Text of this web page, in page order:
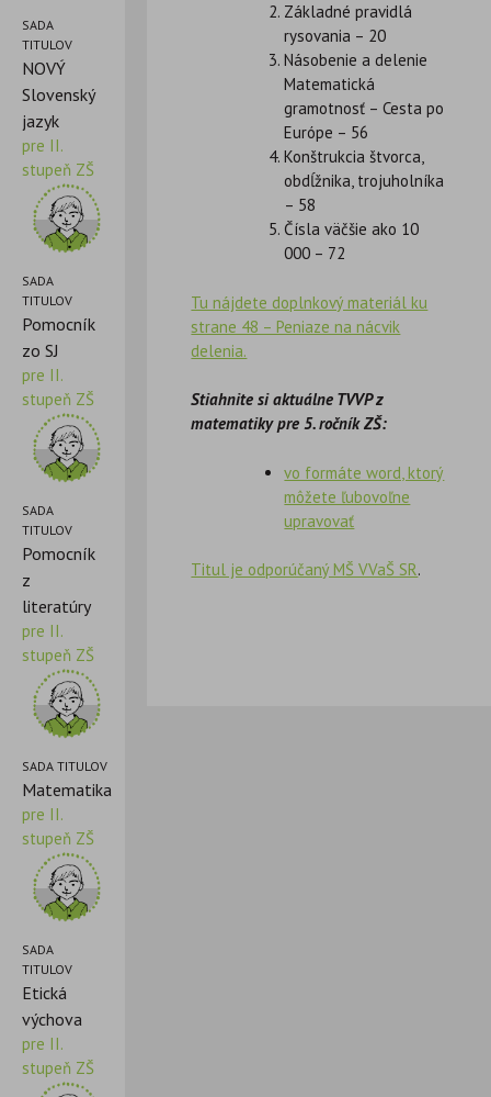
SADA
TITULOV
NOVÝ
Slovenský
jazyk
pre II.
stupeň ZŠ
SADA
TITULOV
Pomocník
zo SJ
pre II.
stupeň ZŠ
SADA
TITULOV
Pomocník
z
literatúry
pre II.
stupeň ZŠ
SADA TITULOV
Matematika
pre II.
stupeň ZŠ
SADA
TITULOV
Etická
výchova
pre II.
stupeň ZŠ
Základné pravidlá
rysovania – 20
Násobenie a delenie
Matematická
gramotnosť – Cesta po
Európe – 56
Konštrukcia štvorca,
obdĺžnika, trojuholníka
– 58
Čísla väčšie ako 10
000 – 72
Tu nájdete doplnkový materiál ku
strane 48 – Peniaze na nácvik
delenia.
Stiahnite si aktuálne TVVP z
matematiky pre 5. ročník ZŠ:
vo formáte word, ktorý
môžete ľubovoľne
upravovať
Titul je odporúčaný MŠ VVaŠ SR.